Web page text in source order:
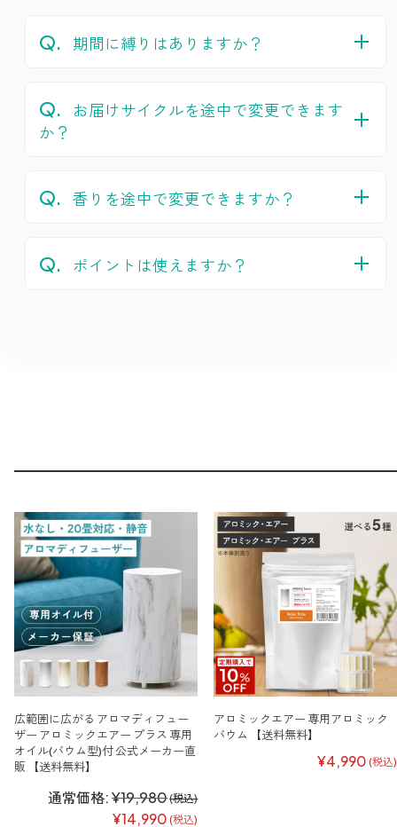
期間に縛りはありますか？
お届けサイクルを途中で変更できます
か？
香りを途中で変更できますか？
ポイントは使えますか？
広範囲に広がる アロマディフュー
ザー アロミックエアー プラス 専用
オイル(バウム型)付 公式メーカー直
販 【送料無料】
通常価格:¥19,980(税込)
¥14,990 (税込)
アロミックエアー 専用アロミック
バウム 【送料無料】
¥4,990 (税込)